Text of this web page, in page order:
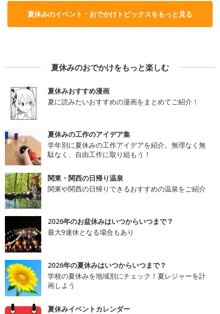
夏休みのイベント・おでかけトピックスをもっと見る
夏休みのおでかけをもっと楽しむ
夏休みおすすめ漫画
夏に読みたいおすすめの漫画をまとめてご紹介！
夏休みの工作のアイデア集
学年別に夏休みの工作アイデアを紹介。無理なく無
駄なく、自由工作に取り組もう！
関東・関西の日帰り温泉
関東や関西の日帰りできるおすすめの温泉をご紹介
2026年のお盆休みはいつからいつまで？
最大9連休となる場合もあり
2026年の夏休みはいつからいつまで？
学校の夏休みを地域別にチェック！夏レジャーを計
画しよう
夏休みイベントカレンダー